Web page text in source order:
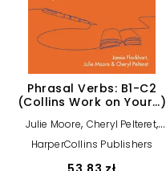
Phrasal Verbs: B1-C2
(Collins Work on Your…)
Julie Moore, Cheryl Pelteret,
Jamie Flockhart
HarperCollins Publishers